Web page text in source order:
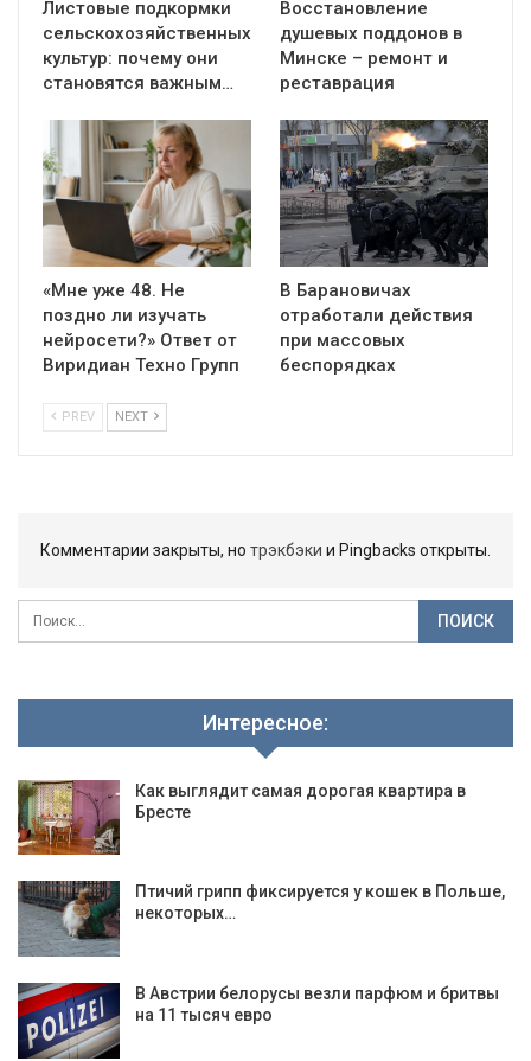
Листовые подкормки
сельскохозяйственных
культур: почему они
становятся важным…
Восстановление
душевых поддонов в
Минске – ремонт и
реставрация
«Мне уже 48. Не
поздно ли изучать
нейросети?» Ответ от
Виридиан Техно Групп
В Барановичах
отработали действия
при массовых
беспорядках
PREV NEXT
Комментарии закрыты, но трэкбэки и Pingbacks открыты.
Интересное:
Как выглядит самая дорогая квартира в
Бресте
Птичий грипп фиксируется у кошек в Польше,
некоторых…
В Австрии белорусы везли парфюм и бритвы
на 11 тысяч евро